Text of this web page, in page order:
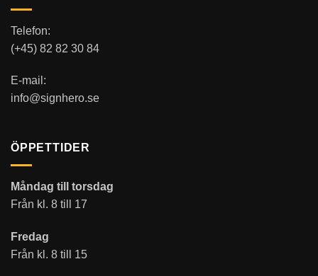
Telefon:
(+45) 82 82 30 84
E-mail:
info@signhero.se
ÖPPETTIDER
Måndag till torsdag
Från kl. 8 till 17
Fredag
Från kl. 8 till 15